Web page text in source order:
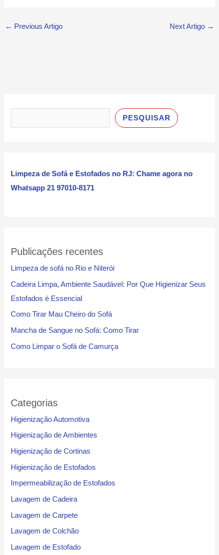
← Previous Artigo Next Artigo →
s
i
s
PESQUISAR
Limpeza de Sofá e Estofados no RJ: Chame agora no
Whatsapp 21 97010-8171
Publicações recentes
Limpeza de sofá no Rio e Niterói
Cadeira Limpa, Ambiente Saudável: Por Que Higienizar Seus
Estofados é Essencial
Como Tirar Mau Cheiro do Sofá
Mancha de Sangue no Sofá: Como Tirar
Como Limpar o Sofá de Camurça
Categorias
Higienização Automotiva
Higienização de Ambientes
Higienização de Cortinas
Higienização de Estofados
Impermeabilização de Estofados
Lavagem de Cadeira
Lavagem de Carpete
Lavagem de Colchão
Lavagem de Estofado